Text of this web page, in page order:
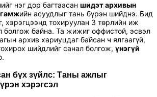
нэг дор багтаасан шидэт архивын
ийн асуудлыг тань бүрэн шийднэ. Бид
хэрэгцээнд тохируулан 3 төрлийн иж
болгож байна. Та жижиг оффистой, эсвэл
архив хариуцдаг байсан ч ялгаагүй,
шийдлийг санал болгож, үнэгүй
бүх зүйлс: Таны ажлыг
хэрэгсэл